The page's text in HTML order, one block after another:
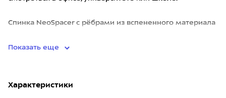
Спинка NeoSpacer с рёбрами из вспененного материала
Показать еще
Характеристики